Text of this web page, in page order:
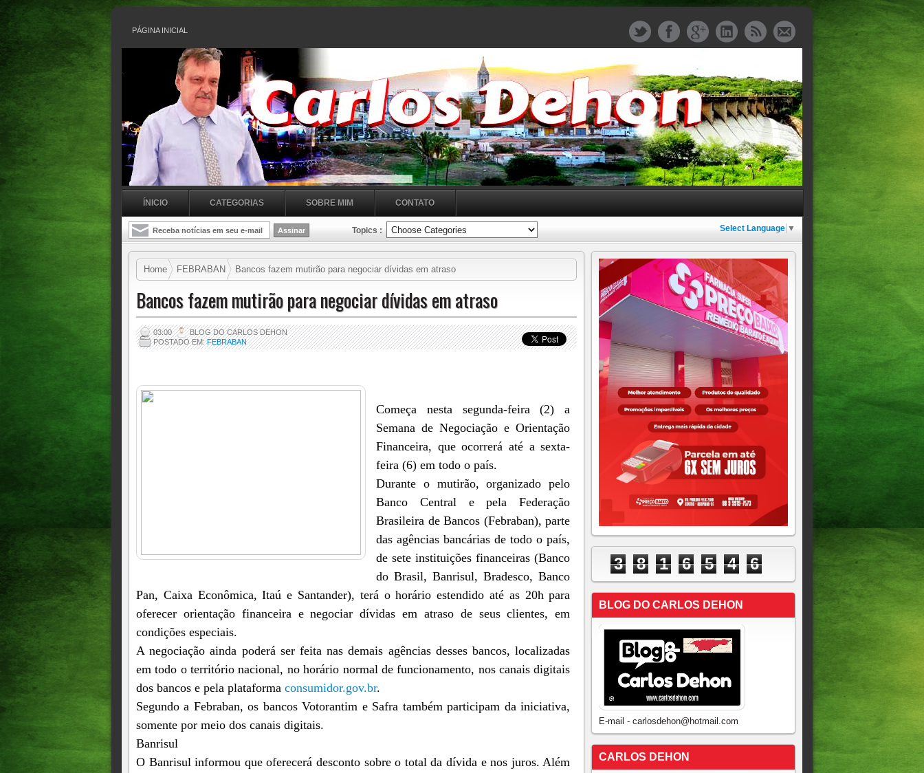
PÁGINA INICIAL
ÍNICIO CATEGORIAS SOBRE MIM CONTATO
Topics : Select Language ▼
Home FEBRABAN Bancos fazem mutirão para negociar dívidas em atraso
Bancos fazem mutirão para negociar dívidas em atraso
03:00
BLOG DO CARLOS DEHON
POSTADO EM:FEBRABAN
Começa nesta segunda-feira (2) a
Semana de Negociação e Orientação
Financeira, que ocorrerá até a sexta-
feira (6) em todo o país.
Durante o mutirão, organizado pelo
Banco Central e pela Federação
Brasileira de Bancos (Febraban), parte
das agências bancárias de todo o país,
de sete instituições financeiras (Banco
do Brasil, Banrisul, Bradesco, Banco
Pan, Caixa Econômica, Itaú e Santander), terá o horário estendido até as 20h para
oferecer orientação financeira e negociar dívidas em atraso de seus clientes, em
condições especiais.
A negociação ainda poderá ser feita nas demais agências desses bancos, localizadas
em todo o território nacional, no horário normal de funcionamento, nos canais digitais
dos bancos e pela plataforma consumidor.gov.br.
Segundo a Febraban, os bancos Votorantim e Safra também participam da iniciativa,
somente por meio dos canais digitais.
Banrisul
O Banrisul informou que oferecerá desconto sobre o total da dívida e nos juros. Além
3 8 1 6 5 4 6
BLOG DO CARLOS DEHON
E-mail - carlosdehon@hotmail.com
CARLOS DEHON